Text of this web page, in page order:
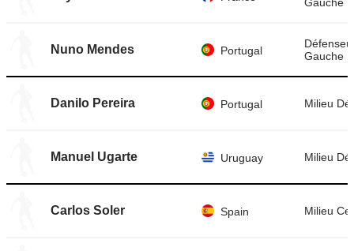
Nuno Mendes Portugal
Gauche
Danilo Pereira Portugal Milieu
Manuel Ugarte Uruguay Milieu
Carlos Soler Spain Milieu